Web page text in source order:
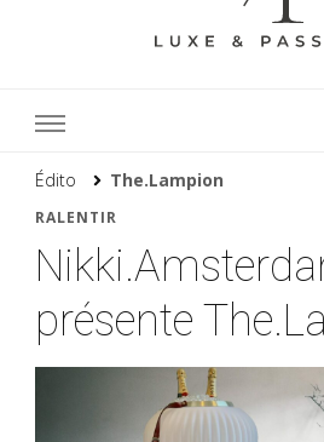
Édito The.Lampion
RALENTIR
présente